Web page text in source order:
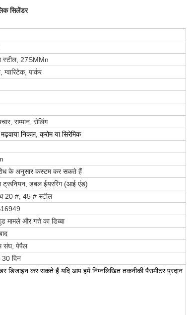
सिलेंडर
स्टील, 27SMMn
पार्कर
सम्मान, रोलिंग
निकल, क्रोम या सिरेमिक
के अनुसार कस्टम कर सकते हैं
ट्रूनियन, डबल ईयररिंग (आई एंड)
20 #, 45 # स्टील
मामले और गत्ते का डिब्बा
संघ, पेपैल
दिन
डिजाइन कर सकते हैं यदि आप हमें निम्नलिखित तकनीकी पैरामीटर प्रदान